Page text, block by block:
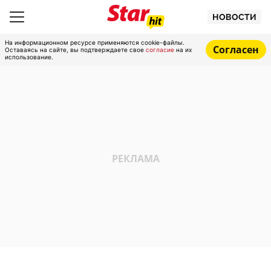
НОВОСТИ
На информационном ресурсе применяются cookie-файлы.
Оставаясь на сайте, вы подтверждаете свое согласие на их
использование.
Согласен